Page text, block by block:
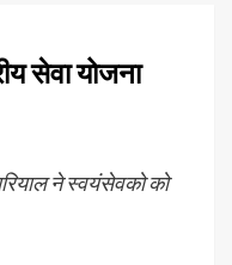
सेवा योजना
ने स्वयंसेवको को